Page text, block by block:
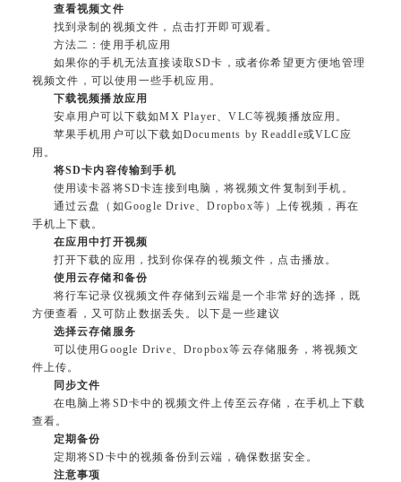
查看视频文件
找到录制的视频文件，点击打开即可观看。
方法二：使用手机应用
如果你的手机无法直接读取SD卡，或者你希望更方便地管理
视频文件，可以使用一些手机应用。
下载视频播放应用
安卓用户可以下载如MX Player、VLC等视频播放应用。
苹果手机用户可以下载如Documents by Readdle或VLC应
用。
将SD卡内容传输到手机
使用读卡器将SD卡连接到电脑，将视频文件复制到手机。
通过云盘（如Google Drive、Dropbox等）上传视频，再在
手机上下载。
在应用中打开视频
打开下载的应用，找到你保存的视频文件，点击播放。
使用云存储和备份
将行车记录仪视频文件存储到云端是一个非常好的选择，既
方便查看，又可防止数据丢失。以下是一些建议
选择云存储服务
可以使用Google Drive、Dropbox等云存储服务，将视频文
件上传。
同步文件
在电脑上将SD卡中的视频文件上传至云存储，在手机上下载
查看。
定期备份
定期将SD卡中的视频备份到云端，确保数据安全。
注意事项